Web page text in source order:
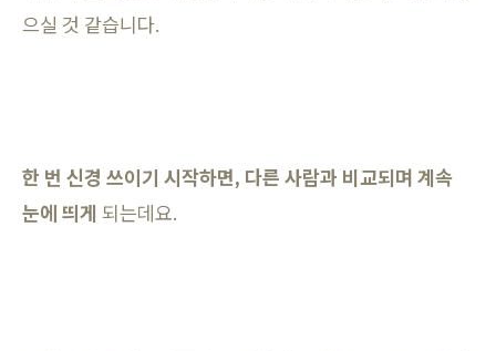
으실 것 같습니다.
한 번 신경 쓰이기 시작하면, 다른 사람과 비교되며 계속
눈에 띄게 되는데요.